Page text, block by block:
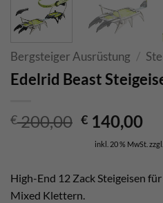
Bergsteiger Ausrüstung /
Edelrid Beast
€200,00
Preis
war:
€ 200,00
€ 140,00
ist:
€
inkl. 20 % MwSt. zzgl.
High-End 12 Zack Steigeisen
Mixed Klettern.